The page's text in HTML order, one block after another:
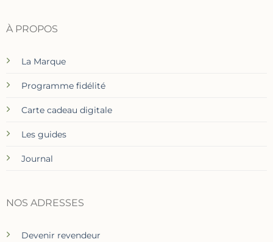
À PROPOS
La Marque
Programme fidélité
Carte cadeau digitale
Les guides
Journal
NOS ADRESSES
Devenir revendeur